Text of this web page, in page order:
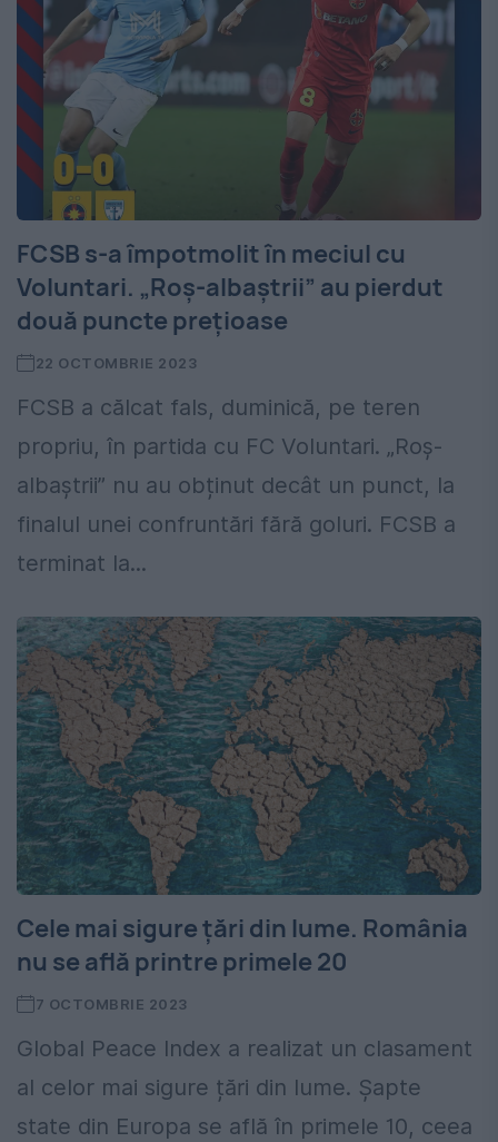
FCSB s-a împotmolit în meciul cu
Voluntari. „Roș-albaștrii” au pierdut
două puncte prețioase
22 OCTOMBRIE 2023
FCSB a călcat fals, duminică, pe teren
propriu, în partida cu FC Voluntari. „Roș-
albaștrii” nu au obținut decât un punct, la
finalul unei confruntări fără goluri. FCSB a
terminat la...
Cele mai sigure țări din lume. România
nu se află printre primele 20
7 OCTOMBRIE 2023
Global Peace Index a realizat un clasament
al celor mai sigure țări din lume. Șapte
state din Europa se află în primele 10, ceea